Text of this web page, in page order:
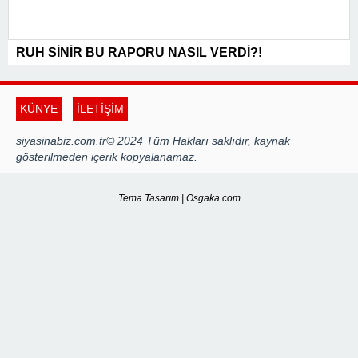
RUH SİNİR BU RAPORU NASIL VERDİ?!
KÜNYE İLETİŞİM
siyasinabiz.com.tr© 2024 Tüm Hakları saklıdır, kaynak
gösterilmeden içerik kopyalanamaz.
Tema Tasarım | Osgaka.com